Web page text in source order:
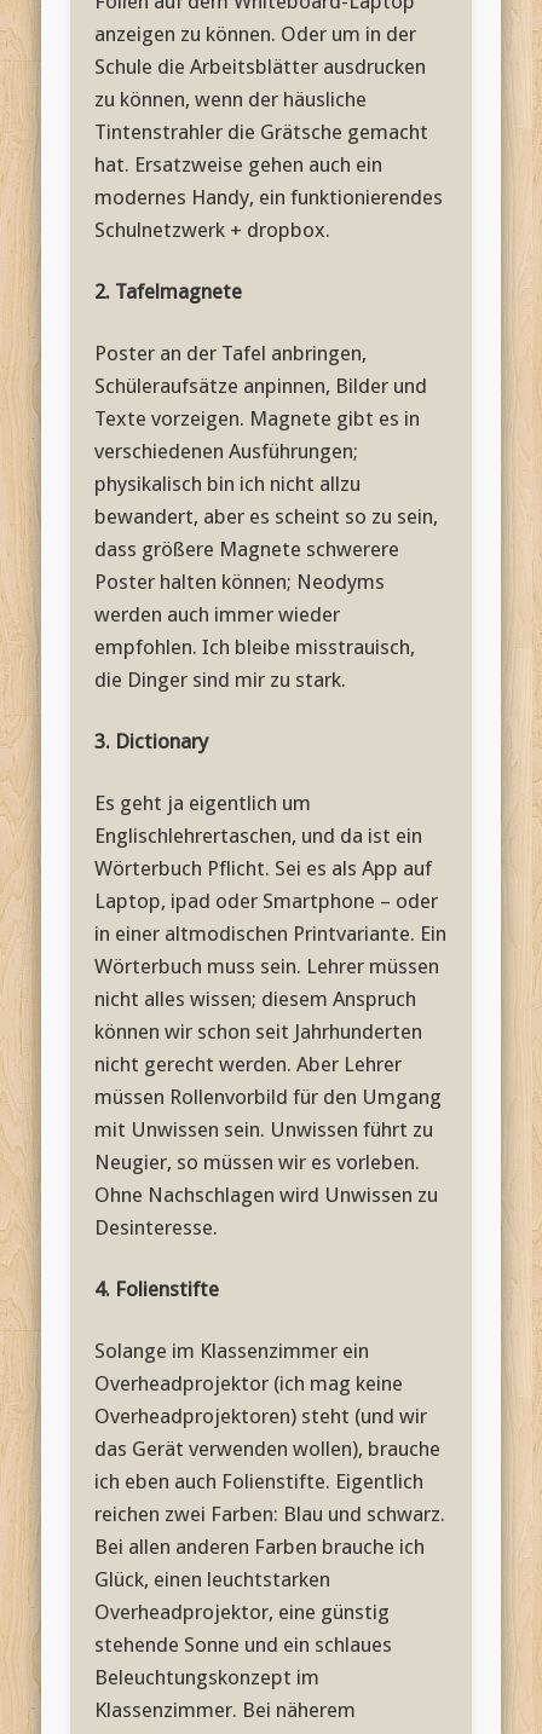
anzeigen zu können. Oder um in der
Schule die Arbeitsblätter ausdrucken
zu können, wenn der häusliche
Tintenstrahler die Grätsche gemacht
hat. Ersatzweise gehen auch ein
modernes Handy, ein funktionierendes
Schulnetzwerk + dropbox.
2. Tafelmagnete
Poster an der Tafel anbringen,
Schüleraufsätze anpinnen, Bilder und
Texte vorzeigen. Magnete gibt es in
verschiedenen Ausführungen;
physikalisch bin ich nicht allzu
bewandert, aber es scheint so zu sein,
dass größere Magnete schwerere
Poster halten können; Neodyms
werden auch immer wieder
empfohlen. Ich bleibe misstrauisch,
die Dinger sind mir zu stark.
3. Dictionary
Es geht ja eigentlich um
Englischlehrertaschen, und da ist ein
Wörterbuch Pflicht. Sei es als App auf
Laptop, ipad oder Smartphone – oder
in einer altmodischen Printvariante. Ein
Wörterbuch muss sein. Lehrer müssen
nicht alles wissen; diesem Anspruch
können wir schon seit Jahrhunderten
nicht gerecht werden. Aber Lehrer
müssen Rollenvorbild für den Umgang
mit Unwissen sein. Unwissen führt zu
Neugier, so müssen wir es vorleben.
Ohne Nachschlagen wird Unwissen zu
Desinteresse.
4. Folienstifte
Solange im Klassenzimmer ein
Overheadprojektor (ich mag keine
Overheadprojektoren) steht (und wir
das Gerät verwenden wollen), brauche
ich eben auch Folienstifte. Eigentlich
reichen zwei Farben: Blau und schwarz.
Bei allen anderen Farben brauche ich
Glück, einen leuchtstarken
Overheadprojektor, eine günstig
stehende Sonne und ein schlaues
Beleuchtungskonzept im
Klassenzimmer. Bei näherem